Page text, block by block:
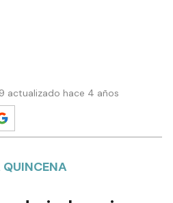
actualizado hace 4 años
QUINCENA